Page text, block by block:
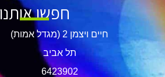
חפשו אותנו
חיים ויצמן 2 (מגדל אמות)
תל אביב
​6423902